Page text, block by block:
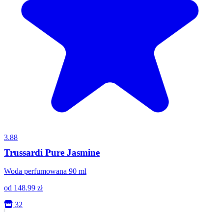
3.88
Trussardi Pure Jasmine
Woda perfumowana 90 ml
od 148.99 zł
32